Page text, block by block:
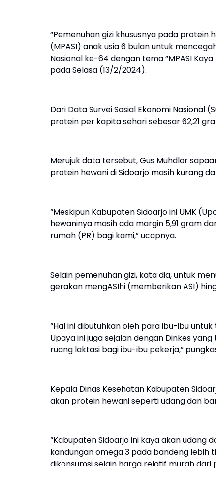
“Pemenuhan gizi khususnya pada protein
(MPASI) anak usia 6 bulan untuk
Nasional ke-64 dengan tema “MPASI
pada Selasa (13/2/2024).
Dari Data Survei Sosial Ekonomi Nasional
protein per kapita sehari sebesar 62,21
Merujuk data tersebut, Gus Muhdlor
protein hewani di Sidoarjo masih kurang
“Meskipun Kabupaten Sidoarjo ini UMK
hewaninya masih ada margin 5,91 gram
rumah (PR) bagi kami,” ucapnya.
Selain pemenuhan gizi, kata dia, untuk
gerakan mengASIhi (memberikan ASI)
“Hal ini dibutuhkan oleh para ibu-ibu
Upaya ini juga sejalan dengan Dinkes
ruang laktasi bagi ibu-ibu pekerja,”
Kepala Dinas Kesehatan Kabupaten
akan protein hewani seperti udang dan
“Kabupaten Sidoarjo ini kaya akan udang
kandungan omega 3 pada bandeng lebih
dikonsumsi selain harga relatif murah dari